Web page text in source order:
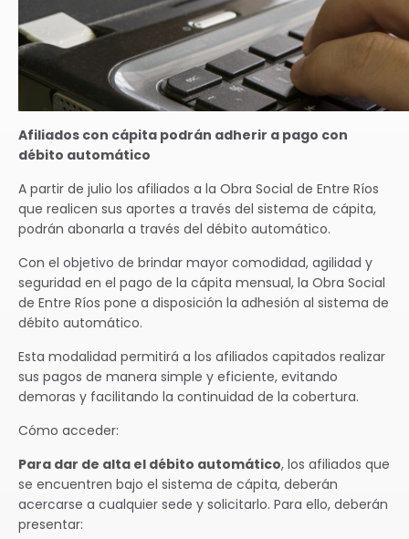
Afiliados con cápita podrán adherir a pago con
débito automático
A partir de julio los afiliados a la Obra Social de Entre Ríos
que realicen sus aportes a través del sistema de cápita,
podrán abonarla a través del débito automático.
Con el objetivo de brindar mayor comodidad, agilidad y
seguridad en el pago de la cápita mensual, la Obra Social
de Entre Ríos pone a disposición la adhesión al sistema de
débito automático.
Esta modalidad permitirá a los afiliados capitados realizar
sus pagos de manera simple y eficiente, evitando
demoras y facilitando la continuidad de la cobertura.
Cómo acceder:
Para dar de alta el débito automático, los afiliados que
se encuentren bajo el sistema de cápita, deberán
acercarse a cualquier sede y solicitarlo. Para ello, deberán
presentar: